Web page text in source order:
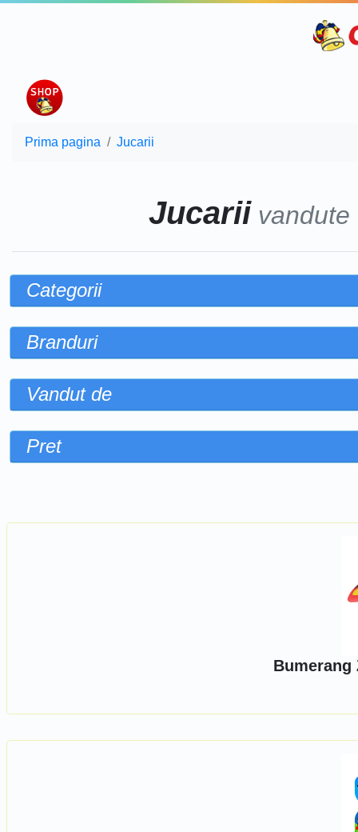
Prima pagina Jucarii
Jucarii
Categorii
Branduri
Vandut de
Pret
Bumerang